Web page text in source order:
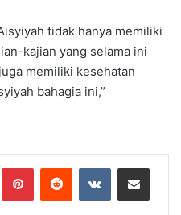
tidak hanya memiliki
kajian yang selama ini
memiliki kesehatan
bahagia ini,”